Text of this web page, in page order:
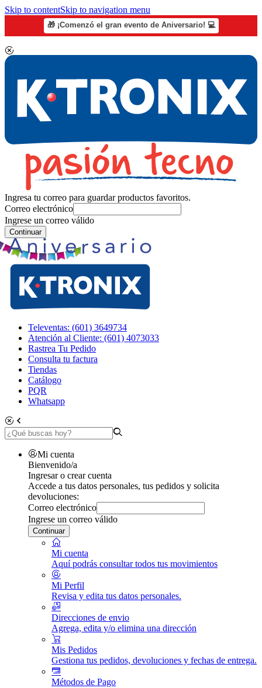
Skip to contentSkip to navigation menu
🎁 ¡Comenzó el gran evento de Aniversario! 💻
Ingresa tu correo para guardar productos favoritos.
Correo electrónico
Ingrese un correo válido
Continuar
Televentas: (601) 3649734
Atención al Cliente: (601) 4073033
Rastrea Tu Pedido
Consulta tu factura
Tiendas
Catálogo
PQR
Whatsapp
Mi cuenta
Bienvenido/a
Ingresar o crear cuenta
Accede a tus datos personales, tus pedidos y solicita
devoluciones:
Correo electrónico
Ingrese un correo válido
Continuar
Mi cuenta
Aquí podrás consultar todos tus movimientos
Mi Perfil
Revisa y edita tus datos personales.
Direcciones de envio
Agrega, edita y/o elimina una dirección
Mis Pedidos
Gestiona tus pedidos, devoluciones y fechas de entrega.
Métodos de Pago